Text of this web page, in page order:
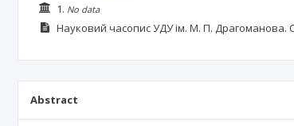
1. No data
Науковий часопис УДУ ім. М. П. Драгоманова.
Abstract